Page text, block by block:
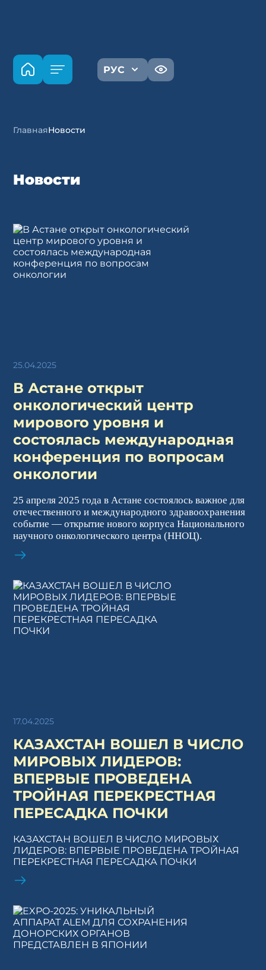
РУС
ГлавнаяНовости
Новости
25.04.2025
В Астане открыт
онкологический центр
мирового уровня и
состоялась международная
конференция по вопросам
онкологии
25 апреля 2025 года в Астане состоялось важное для
отечественного и международного здравоохранения
событие — открытие нового корпуса Национального
научного онкологического центра (ННОЦ).
17.04.2025
КАЗАХСТАН ВОШЕЛ В ЧИСЛО
МИРОВЫХ ЛИДЕРОВ:
ВПЕРВЫЕ ПРОВЕДЕНА
ТРОЙНАЯ ПЕРЕКРЕСТНАЯ
ПЕРЕСАДКА ПОЧКИ
КАЗАХСТАН ВОШЕЛ В ЧИСЛО МИРОВЫХ
ЛИДЕРОВ: ВПЕРВЫЕ ПРОВЕДЕНА ТРОЙНАЯ
ПЕРЕКРЕСТНАЯ ПЕРЕСАДКА ПОЧКИ